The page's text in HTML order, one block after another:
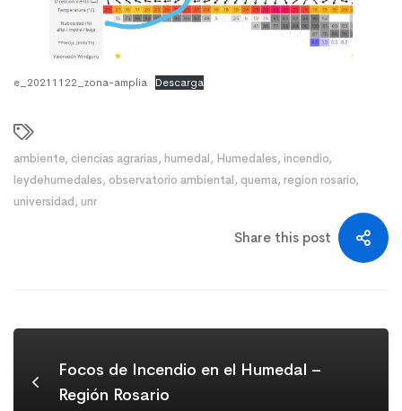
e_20211122_zona-amplia Descarga
ambiente, ciencias agrarias, humedal, Humedales, incendio,
leydehumedales, observatorio ambiental, quema, region rosario,
universidad, unr
Share this post
Focos de Incendio en el Humedal –
Región Rosario